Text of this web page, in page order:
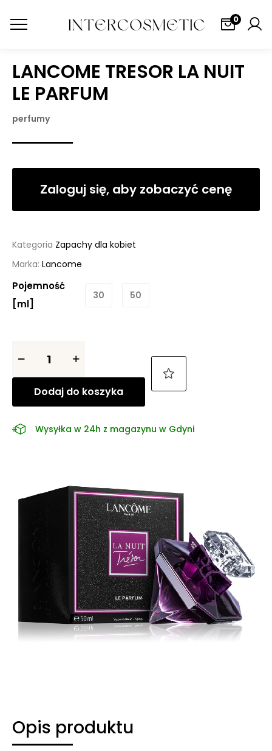
0
Opis produktu
LANCOME TRESOR LA NUIT
LE PARFUM
perfumy
Zaloguj się, aby zobaczyć cenę
Kategoria Zapachy dla kobiet
Marka: Lancome
Pojemność
[ml]
30 50
Dodaj do koszyka
Wysyłka w 24h z magazynu w Gdyni